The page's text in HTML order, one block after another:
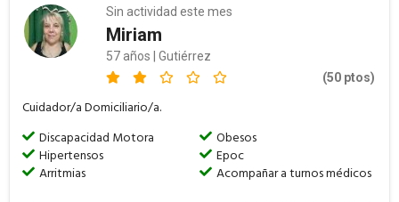
Sin actividad este mes
Miriam
57 años | Gutiérrez
(50 ptos)
Cuidador/a Domiciliario/a.
Discapacidad Motora
Obesos
Hipertensos
Epoc
Arritmias
Acompañar a turnos médicos